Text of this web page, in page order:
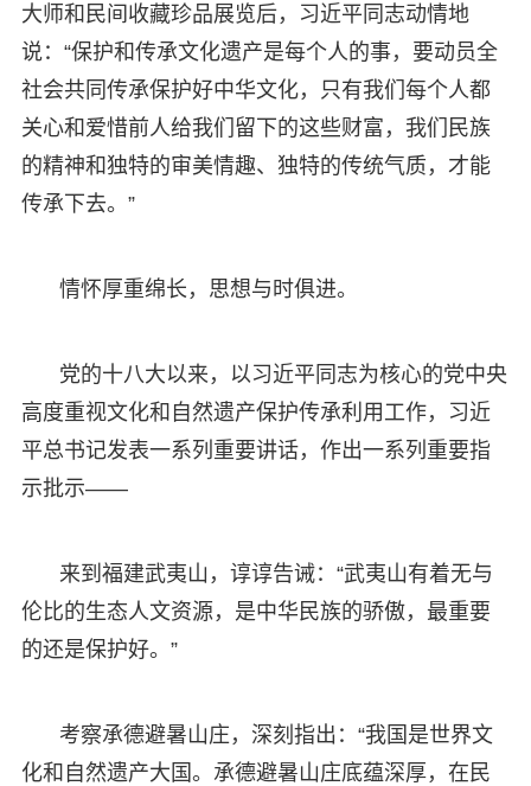
大师和民间收藏珍品展览后，习近平同志动情地
说：“保护和传承文化遗产是每个人的事，要动员全
社会共同传承保护好中华文化，只有我们每个人都
关心和爱惜前人给我们留下的这些财富，我们民族
的精神和独特的审美情趣、独特的传统气质，才能
传承下去。”
情怀厚重绵长，思想与时俱进。
党的十八大以来，以习近平同志为核心的党中央
高度重视文化和自然遗产保护传承利用工作，习近
平总书记发表一系列重要讲话，作出一系列重要指
示批示——
来到福建武夷山，谆谆告诫：“武夷山有着无与
伦比的生态人文资源，是中华民族的骄傲，最重要
的还是保护好。”
考察承德避暑山庄，深刻指出：“我国是世界文
化和自然遗产大国。承德避暑山庄底蕴深厚，在民